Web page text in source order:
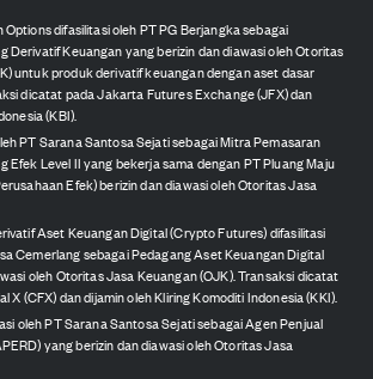
Options difasilitasi oleh PT PG Berjangka sebagai
Derivatif Keuangan yang berizin dan diawasi oleh Otoritas
untuk produk derivatif keuangan dengan aset dasar
dicatat pada Jakarta Futures Exchange (JFX) dan
(KBI).
PT Sarana Santosa Sejati sebagai Mitra Pemasaran
Efek Level II yang bekerja sama dengan PT Pluang Maju
Efek) berizin dan diawasi oleh Otoritas Jasa
Aset Keuangan Digital (Crypto Futures) difasilitasi
Cemerlang sebagai Pedagang Aset Keuangan Digital
oleh Otoritas Jasa Keuangan (OJK). Transaksi dicatat
X (CFX) dan dijamin oleh Kliring Komoditi Indonesia (KKI).
oleh PT Sarana Santosa Sejati sebagai Agen Penjual
yang berizin dan diawasi oleh Otoritas Jasa